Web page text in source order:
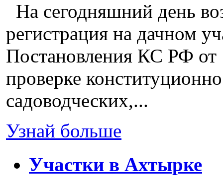
На сегодняшний день
регистрация на дачном
Постановления КС РФ
проверке
садоводческих,...
Узнай больше
Участки в Ахтырке